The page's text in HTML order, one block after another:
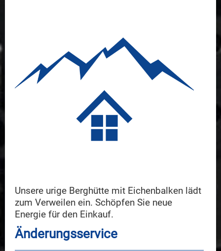
Unsere urige Berghütte mit Eichenbalken lädt
zum Verweilen ein. Schöpfen Sie neue
Energie für den Einkauf.
Änderungsservice